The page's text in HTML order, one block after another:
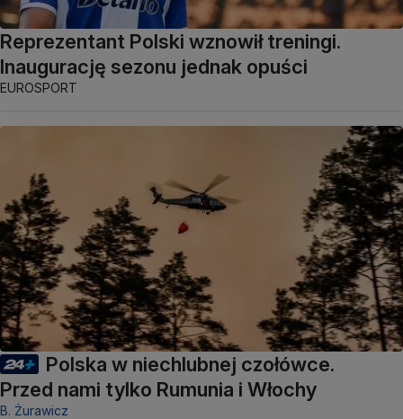
Reprezentant Polski wznowił treningi.
Inaugurację sezonu jednak opuści
EUROSPORT
Polska w niechlubnej czołówce.
Przed nami tylko Rumunia i Włochy
B. Żurawicz